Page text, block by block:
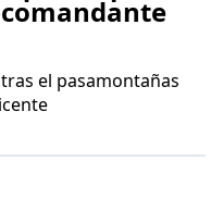
el pasamontañas